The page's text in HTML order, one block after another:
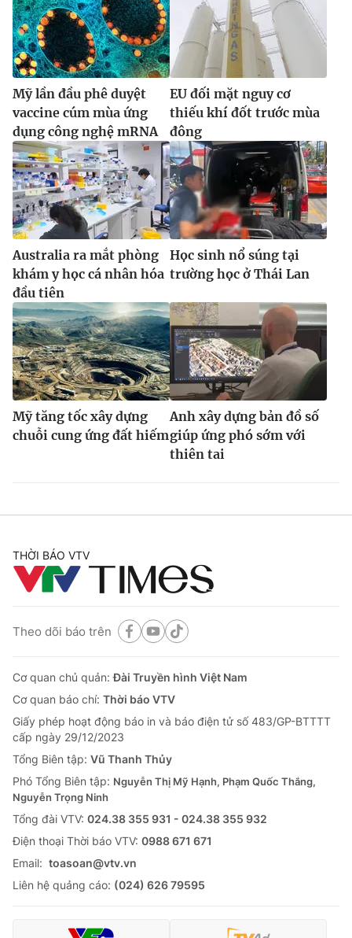
Mỹ lần đầu phê duyệt
vaccine cúm mùa ứng
dụng công nghệ mRNA
EU đối mặt nguy cơ
thiếu khí đốt trước mùa
đông
Australia ra mắt phòng
khám y học cá nhân hóa
đầu tiên
Học sinh nổ súng tại
trường học ở Thái Lan
Mỹ tăng tốc xây dựng
chuỗi cung ứng đất hiếm
Anh xây dựng bản đồ số
giúp ứng phó sớm với
thiên tai
THỜI BÁO VTV
Theo dõi báo trên
Cơ quan chủ quản:Đài Truyền hình Việt Nam
Cơ quan báo chí: Thời báo VTV
Giấy phép hoạt động báo in và báo điện tử số 483/GP-BTTTT
cấp ngày 29/12/2023
Tổng Biên tập: Vũ Thanh Thủy
Phó Tổng Biên tập: Nguyễn Thị Mỹ Hạnh, Phạm Quốc Thắng,
Nguyễn Trọng Ninh
Tổng đài VTV: 024.38 355 931 - 024.38 355 932
Ðiện thoại Thời báo VTV: 0988 671 671
Email: toasoan@vtv.vn
Liên hệ quảng cáo: (024) 626 79595